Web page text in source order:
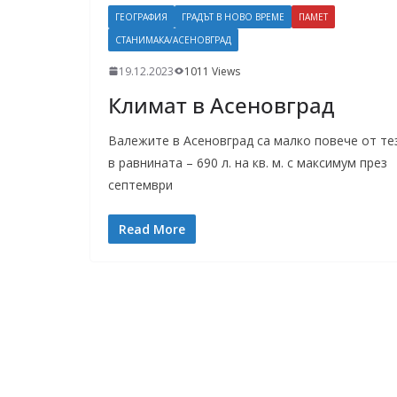
ГЕОГРАФИЯ ГРАДЪТ В НОВО ВРЕМЕ
ПАМЕТ
СТАНИМАКА/АСЕНОВГРАД
19.12.2023 1011 Views
Климат в Асеновград
Валежите в Асеновград са малко повече от
в равнината – 690 л. на кв. м. с максимум през
септември
Read More